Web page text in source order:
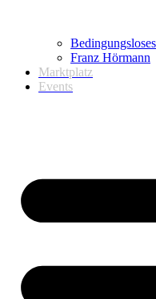
Franz Hörmann
Marktplatz
Events